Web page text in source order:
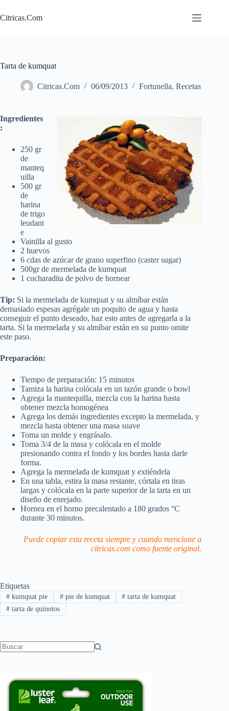
al
contenido
Citricas.Com
Tarta de kumquat
Citricas.Com 06/09/2013 Fortunella, Recetas
Ingredientes
:
250 gr
de
manteq
uilla
500 gr
de
harina
de trigo
leudant
e
Vainilla al gusto
2 huevos
6 cdas de azúcar de grano superfino (caster sugar)
500gr de mermelada de kumquat
1 cucharadita de polvo de hornear
Tip: Si la mermelada de kumquat y su almíbar están
demasiado espesas agrégale un poquito de agua y hasta
conseguir el punto deseado, haz esto antes de agregarla a la
tarta. Si la mermelada y su almíbar están en su punto omite
este paso.
Preparación:
Tiempo de preparación: 15 minutos
Tamiza la harina colócala en un tazón grande o bowl
Agrega la mantequilla, mezcla con la harina hasta
obtener mezcla homogénea
Agrega los demás ingredientes excepto la mermelada, y
mezcla hasta obtener una masa suave
Toma un molde y engrásalo.
Toma 3/4 de la masa y colócala en el molde
presionando contra el fondo y los bordes hasta darle
forma.
Agrega la mermelada de kumquat y extiéndela
En una tabla, estira la masa restante, córtala en tiras
largas y colócala en la parte superior de la tarta en un
diseño de enrejado.
Hornea en el horno precalentado a 180 grados °C
durante 30 minutos.
Puede copiar esta receta siempre y cuando mencione a
citricas.com como fuente original.
Etiquetas
#kumquat pie #pie de kumquat # tarta de kumquat
#tarta de quinotos